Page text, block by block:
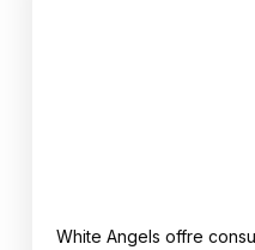
White Angels offre